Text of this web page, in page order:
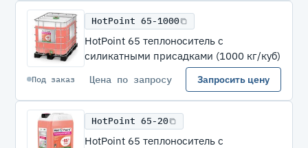
HotPoint 65-1000
HotPoint 65 теплоноситель с
силикатными присадками (1000 кг/куб)
Под заказ Цена по запросу Запросить цену
HotPoint 65-20
HotPoint 65 теплоноситель с